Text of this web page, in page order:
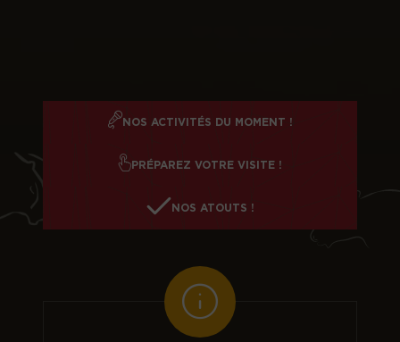
NOS ACTIVITÉS DU MOMENT !
PRÉPAREZ VOTRE VISITE !
NOS ATOUTS !